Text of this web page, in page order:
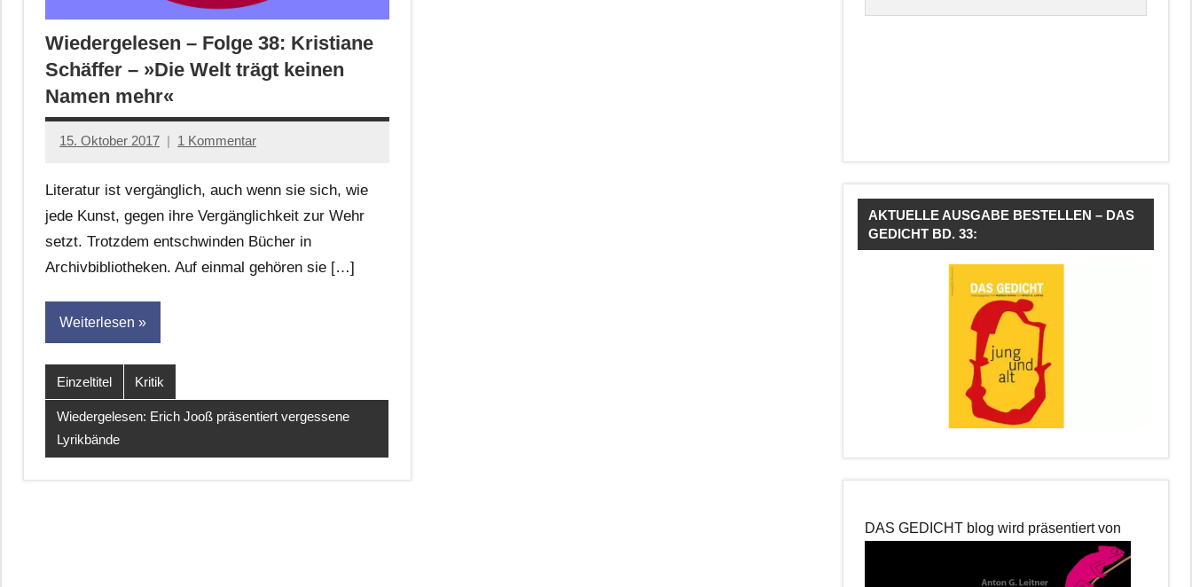
Wiedergelesen – Folge 38: Kristiane
Schäffer – »Die Welt trägt keinen
Namen mehr«
15. Oktober 2017
Anton
Leitner
1 Kommentar
Literatur ist vergänglich, auch wenn sie sich, wie
jede Kunst, gegen ihre Vergänglichkeit zur Wehr
setzt. Trotzdem entschwinden Bücher in
Archivbibliotheken. Auf einmal gehören sie […]
Weiterlesen
Einzeltitel Kritik
Wiedergelesen: Erich Jooß präsentiert vergessene
Lyrikbände
AKTUELLE AUSGABE BESTELLEN – DAS
GEDICHT BD. 33:
DAS GEDICHT blog wird präsentiert von